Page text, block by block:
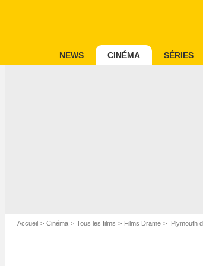
NEWS CINÉMA SÉRIES
Accueil Cinéma Tous les films Films Drame Plymouth